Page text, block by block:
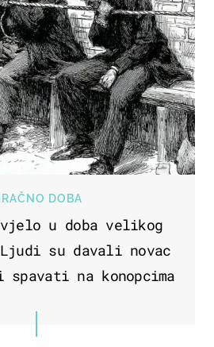
DOBA
u doba velikog
su davali novac
na konopcima